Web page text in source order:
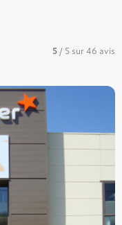
5 / 5 sur 46 avis